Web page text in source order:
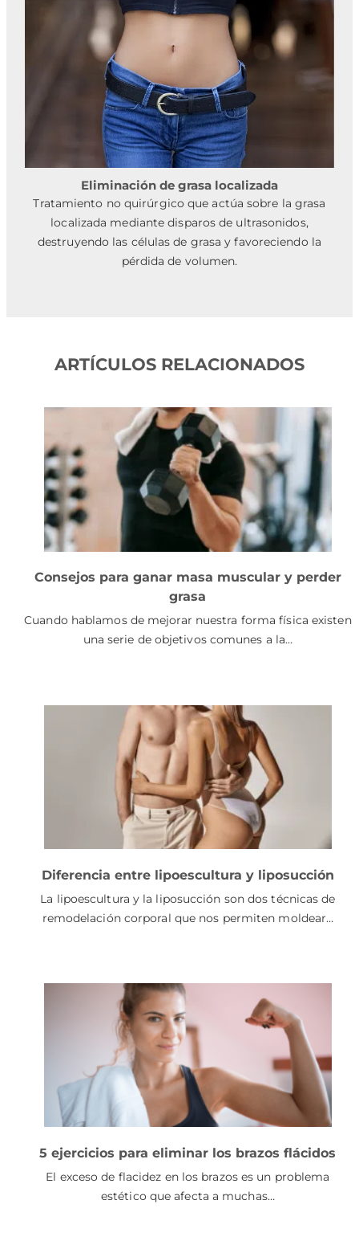
Eliminación de grasa localizada
Tratamiento no quirúrgico que actúa sobre la grasa
localizada mediante disparos de ultrasonidos,
destruyendo las células de grasa y favoreciendo la
pérdida de volumen.
ARTÍCULOS RELACIONADOS
Consejos para ganar masa muscular y perder
grasa
Cuando hablamos de mejorar nuestra forma física existen
una serie de objetivos comunes a la…
Diferencia entre lipoescultura y liposucción
La lipoescultura y la liposucción son dos técnicas de
remodelación corporal que nos permiten moldear…
5 ejercicios para eliminar los brazos flácidos
El exceso de flacidez en los brazos es un problema
estético que afecta a muchas…